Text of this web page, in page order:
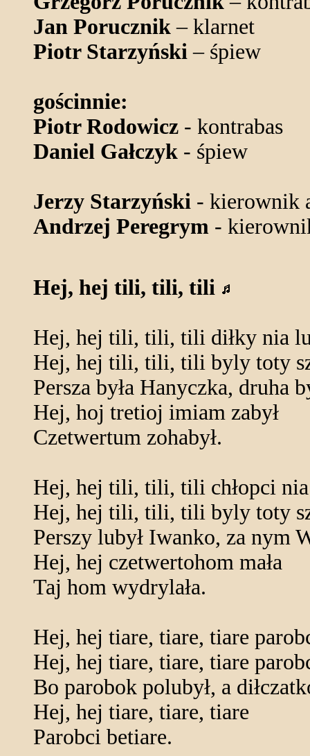
Jan Porucznik – klarnet
Piotr Starzyński – śpiew
gościnnie:
Piotr Rodowicz - kontrabas
Daniel Gałczyk - śpiew
Jerzy Starzyński - kierownik
Andrzej Peregrym -
Hej, hej tili, tili, tili
Hej, hej tili, tili, tili diłky nia
Hej, hej tili, tili, tili byly toty
Persza była Hanyczka, druha
Hej, hoj tretioj imiam zabył
Czetwertum zohabył.
Hej, hej tili, tili, tili chłopci
Hej, hej tili, tili, tili byly toty
Perszy lubył Iwanko, za nym
Hej, hej czetwertohom mała
Taj hom wydrylała.
Hej, hej tiare, tiare, tiare
Hej, hej tiare, tiare, tiare
Bo parobok polubył, a
Hej, hej tiare, tiare, tiare
Parobci betiare.